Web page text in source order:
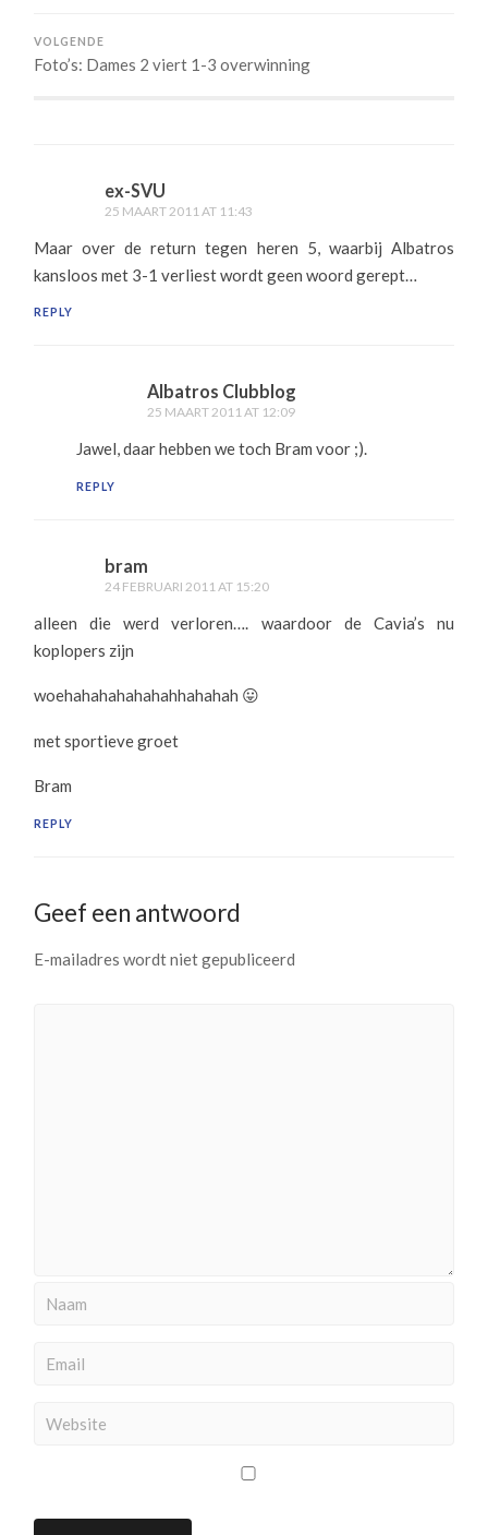
VOLGENDE
Foto’s: Dames 2 viert 1-3 overwinning
ex-SVU
25 MAART 2011 AT 11:43
Maar over de return tegen heren 5, waarbij Albatros
kansloos met 3-1 verliest wordt geen woord gerept…
REPLY
Albatros Clubblog
25 MAART 2011 AT 12:09
Jawel, daar hebben we toch Bram voor ;).
REPLY
bram
24 FEBRUARI 2011 AT 15:20
alleen die werd verloren…. waardoor de Cavia’s nu
koplopers zijn
woehahahahahahahhahahah 😛
met sportieve groet
Bram
REPLY
Geef een antwoord
E-mailadres wordt niet gepubliceerd